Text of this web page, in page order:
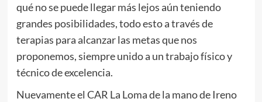
qué no se puede llegar más lejos aún teniendo
grandes posibilidades, todo esto a través de
terapias para alcanzar las metas que nos
proponemos, siempre unido a un trabajo físico y
técnico de excelencia.
Nuevamente el CAR La Loma de la mano de Ireno